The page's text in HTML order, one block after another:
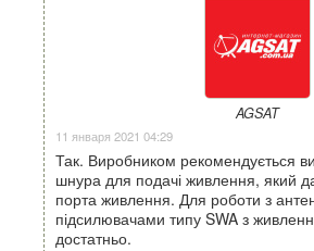
AGSAT
11 января 2021 04:29
Так. Виробником рекомендується
шнура для подачі живлення, який
порта живлення. Для роботи з
підсилювачами типу SWA з
достатньо.